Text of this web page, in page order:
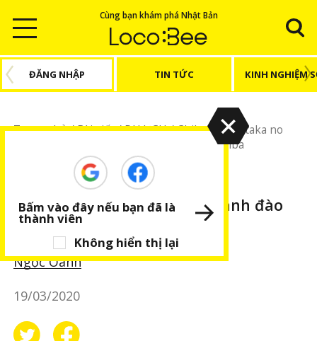
Cùng bạn khám phá Nhật Bản
ĐĂNG NHẬP TIN TỨC KINH NGHIỆM
Trang chủ/Bài viết/DU LỊCH/Chiba/ Yoshitaka no
Ozakura - cây anh đào hơn 300 tuổi tại Chiba
Chiba BÀI VIẾT NỔI BẬT
Yoshitaka no Ozakura - cây anh đào
hơn 300 tuổi tại Chiba
Ngọc Oanh
19/03/2020
Không hiển thị lại
Bấm vào đây nếu bạn đã là
thành viên